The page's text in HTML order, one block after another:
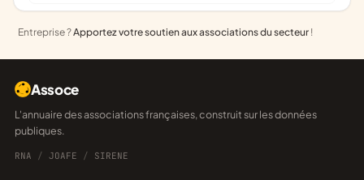
Entreprise ?Apportez votre soutien aux associations du secteur !
Assoce
L'annuaire des associations françaises, construit sur les données
publiques.
RNA / JOAFE / SIRENE